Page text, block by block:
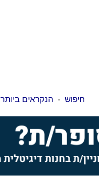
חיפוש - הנקראים ביותר